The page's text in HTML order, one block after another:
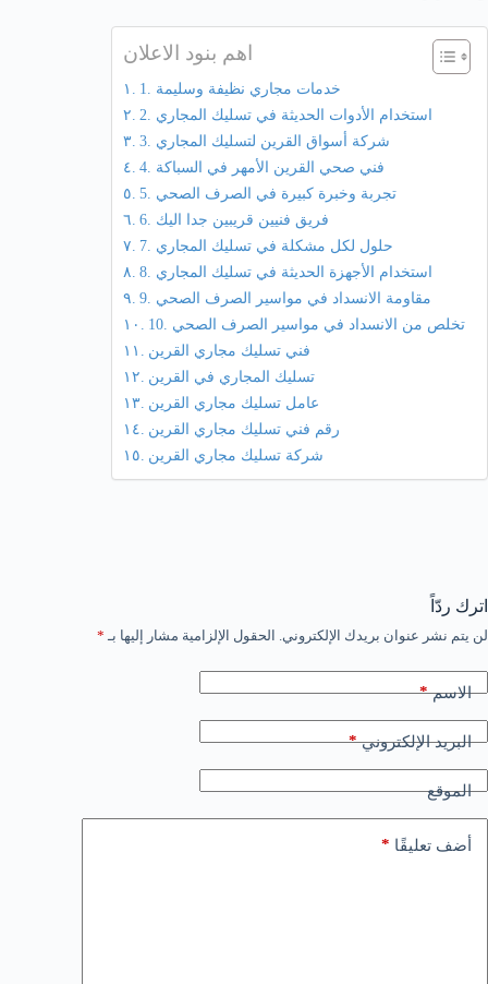
اهم بنود الاعلان
1. خدمات مجاري نظيفة وسليمة
2. استخدام الأدوات الحديثة في تسليك المجاري
3. شركة أسواق القرين لتسليك المجاري
4. فني صحي القرين الأمهر في السباكة
5. تجربة وخبرة كبيرة في الصرف الصحي
6. فريق فنيين قريبين جدا اليك
7. حلول لكل مشكلة في تسليك المجاري
8. استخدام الأجهزة الحديثة في تسليك المجاري
9. مقاومة الانسداد في مواسير الصرف الصحي
10. تخلص من الانسداد في مواسير الصرف الصحي
فني تسليك مجاري القرين
تسليك المجاري في القرين
عامل تسليك مجاري القرين
رقم فني تسليك مجاري القرين
شركة تسليك مجاري القرين
اترك ردّاً
لن يتم نشر عنوان بريدك الإلكتروني. الحقول الإلزامية مشار إليها بـ *
الاسم*
البريد الإلكتروني*
الموقع
أضف تعليقًا *